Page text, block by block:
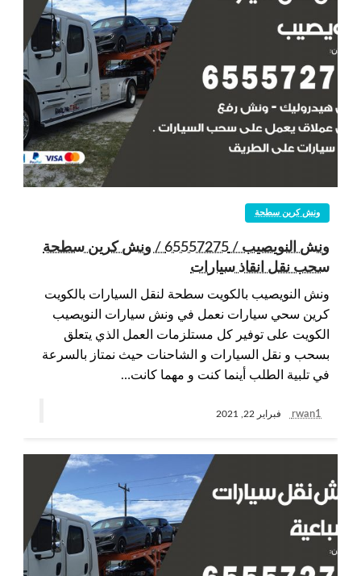
ونش كرين سطحة
ونش النويصيب / 65557275 / ونش كرين سطحة
سحب نقل انقاذ سيارات
ونش النويصيب بالكويت سطحة لنقل السيارات بالكويت
كرين سحي سيارات نعمل في ونش سيارات النويصيب
الكويت على توفير كل مستلزمات العمل الذي يتعلق
بسحب و نقل السيارات و الشاحنات حيث نمتاز بالسرعة
في تلبية الطلب أينما كنت و مهما كانت…
rwan1 فبراير 22, 2021